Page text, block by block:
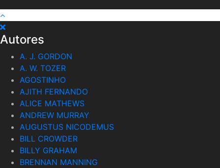
Autores
A. J. GORDON
A. W. TOZER
AGOSTINHO
AJITH FERNANDO
ALICE MATHEWS
ANDREW MURRAY
AUGUSTUS NICODEMUS
BILL CROWDER
BILLY GRAHAM
BRENNAN MANNING